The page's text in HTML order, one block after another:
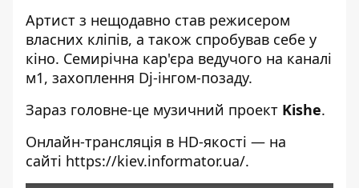
Артист з нещодавно став режисером
власних кліпів, а також спробував себе у
кіно. Семирічна кар'єра ведучого на каналі
м1, захоплення Dj-інгом-позаду.
Зараз головне-це музичний проект Kishe.
Онлайн-трансляція в HD-якості — на
сайті https://kiev.informator.ua/.